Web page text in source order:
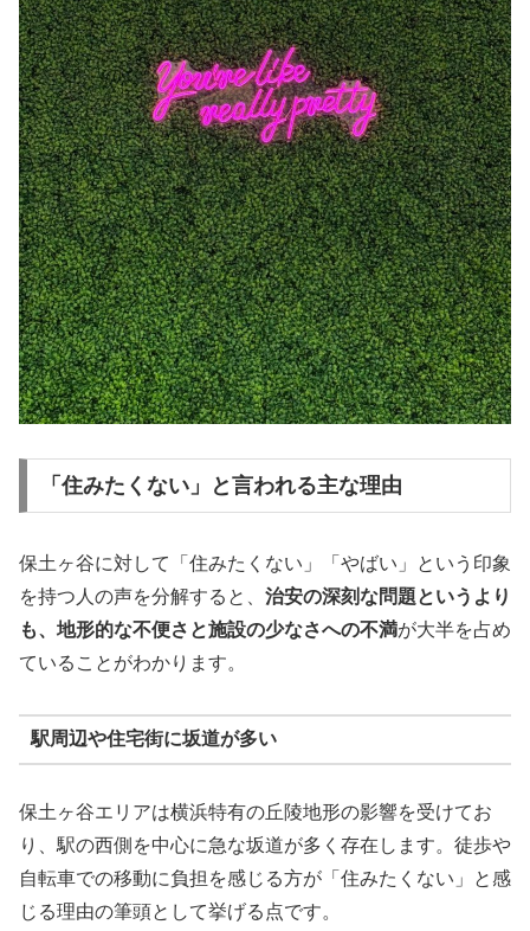
「住みたくない」と言われる主な理由
保土ヶ谷に対して「住みたくない」「やばい」という印象
を持つ人の声を分解すると、 治安の深刻な問題というより
も、地形的な不便さと施設の少なさへの不満が大半を占め
ていることがわかります。
駅周辺や住宅街に坂道が多い
保土ヶ谷エリアは横浜特有の丘陵地形の影響を受けてお
り、駅の西側を中心に急な坂道が多く存在します。徒歩や
自転車での移動に負担を感じる方が「住みたくない」と感
じる理由の筆頭として挙げる点です。